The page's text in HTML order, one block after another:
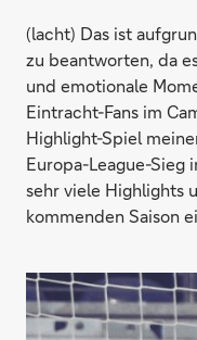
(lacht) Das ist
zu beantworten, da
und emotionale
Eintracht-Fans im
Highlight-Spiel
Europa-League-Sieg
sehr viele Highlights
kommenden Saison